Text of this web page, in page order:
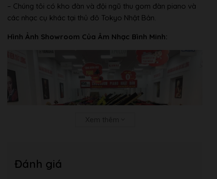
Pedal
Bluetooth
3
Có
Có
– Chúng tôi có kho đàn và đội ngũ thu gom đàn piano và
các nhạc cụ khác tại thủ đô Tokyo Nhật Bản.
Hình Ảnh Showroom Của Âm Nhạc Bình Minh:
Đánh giá